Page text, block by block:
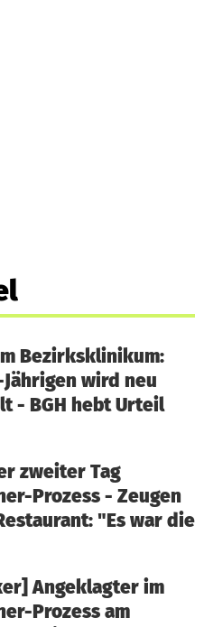
Bezirksklinikum:
Jährigen wird neu
- BGH hebt Urteil
zweiter Tag
Prozess - Zeugen
"Es war die
Angeklagter im
Prozess am